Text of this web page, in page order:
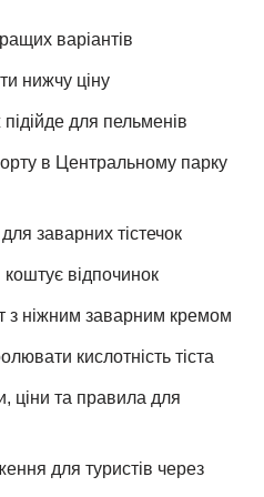
варіантів
нижчу ціну
для пельменів
в Центральному парку
заварних тістечок
коштує відпочинок
з ніжним заварним кремом
кислотність тіста
ціни та правила для
для туристів через